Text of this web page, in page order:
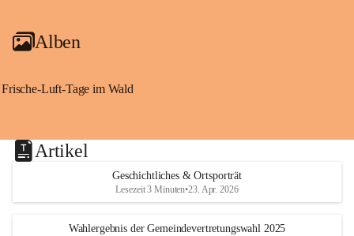
Alben
Frische-Luft-Tage im Wald
Artikel
Geschichtliches & Ortsporträt
Lesezeit 3 Minuten•23. Apr. 2026
Wahlergebnis der Gemeindevertretungswahl 2025